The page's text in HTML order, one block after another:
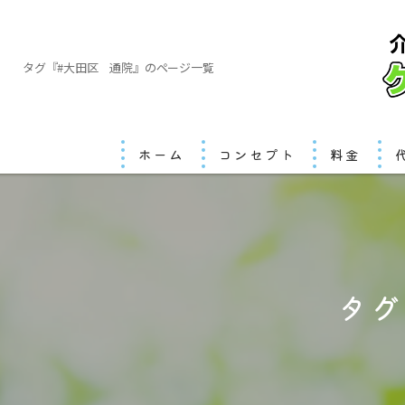
タグ『#大田区 通院』のページ一覧
ホーム コンセプト 料金
タ